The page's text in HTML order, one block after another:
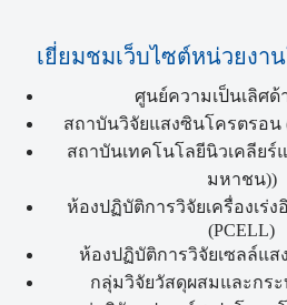
เยี่ยมชมเว็บไซต์หน่วยงา
ศูนย์ความเป็นเลิศ
สถาบันวิจัยแสงซินโครตรอ
สถาบันเทคโนโลยีนิวเคลียร์
มหาชน))
ห้องปฏิบัติการวิจัยเครื่องเร่ง
(PCELL)
ห้องปฏิบัติการวิจัยเซลล์แส
กลุ่มวิจัยวัสดุผสมและกร